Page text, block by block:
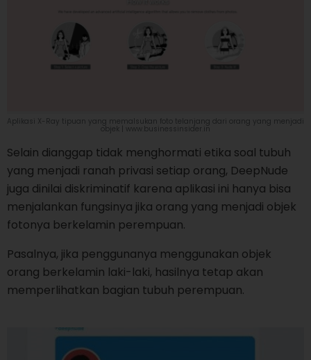
Aplikasi X-Ray tipuan yang memalsukan foto telanjang dari orang yang menjadi
objek | www.businessinsider.in
Selain dianggap tidak menghormati etika soal tubuh
yang menjadi ranah privasi setiap orang, DeepNude
juga dinilai diskriminatif karena aplikasi ini hanya bisa
menjalankan fungsinya jika orang yang menjadi objek
fotonya berkelamin perempuan.
Pasalnya, jika penggunanya menggunakan objek
orang berkelamin laki-laki, hasilnya tetap akan
memperlihatkan bagian tubuh perempuan.